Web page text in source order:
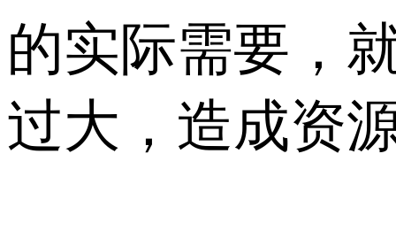
的实际需要，
过大，造成资